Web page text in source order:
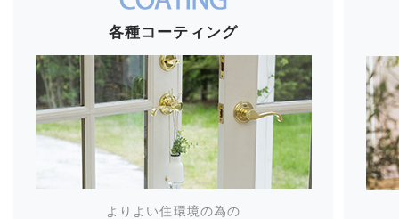
各種コーティング
よりよい住環境の為の